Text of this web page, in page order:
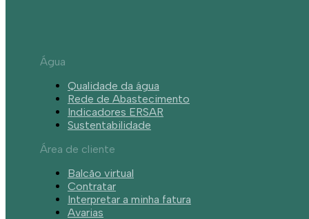
Água
Qualidade da água
Rede de Abastecimento
Indicadores ERSAR
Sustentabilidade
Área de cliente
Balcão virtual
Contratar
Interpretar a minha fatura
Avarias